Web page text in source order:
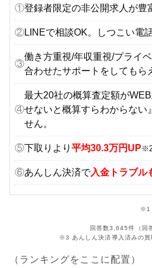
①登録者限定の非公開求人が豊
②LINEで相談OK。しつこい電
③
働き方重視/年収重視/プライ
合わせたサポートをしてもら
④
最大20社の概算査定額が
せないと概算すらわからない
せん。
⑤下取りより 平均30.3万円UP
⑥あんしん決済で入金トラブル
※1
回答数3,645件（回
※3 あんしん決済導入済みの買
（ランキングをここに配置）